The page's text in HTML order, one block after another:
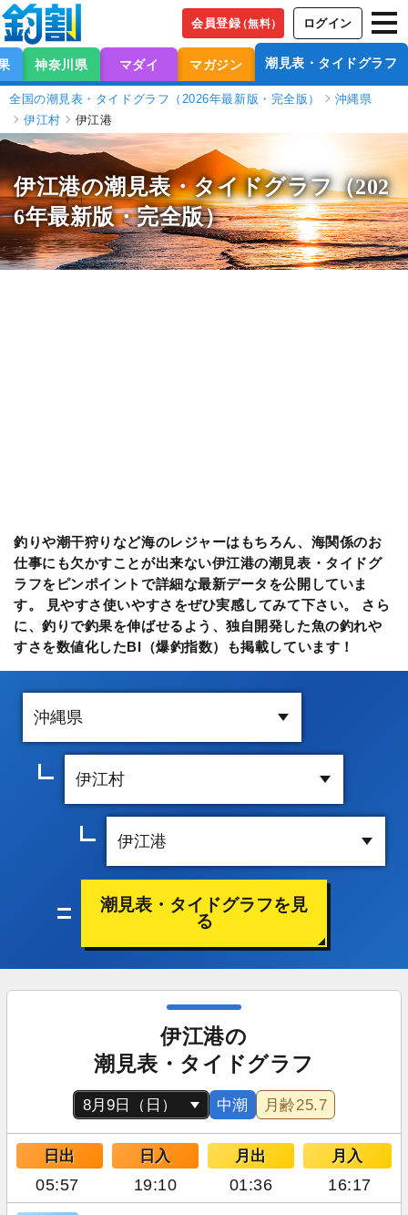
会員登録（無料） ログイン
神奈川県 マダイ マガジン 潮見表・タイドグラフ
全国の潮見表・タイドグラフ（2026年最新版・完全版）
沖縄県
伊江村
伊江港
伊江港の潮見表・タイドグラフ（202
6年最新版・完全版）
釣りや潮干狩りなど海のレジャーはもちろん、海関係のお
仕事にも欠かすことが出来ない伊江港の潮見表・タイドグ
ラフをピンポイントで詳細な最新データを公開していま
す。 見やすさ使いやすさをぜひ実感してみて下さい。 さら
に、釣りで釣果を伸ばせるよう、独自開発した魚の釣れや
すさを数値化したBI（爆釣指数）も掲載しています！
潮見表・タイドグラフを見
る
伊江港の
潮見表・タイドグラフ
中潮 月齢25.7
日出 日入 月出 月入
05:57 19:10 01:36 16:17